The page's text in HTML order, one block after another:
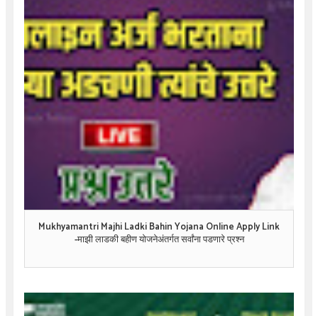
Mukhyamantri Majhi Ladki Bahin Yojana Online Apply Link
-माझी लाडकी बहीण योजनेअंतर्गत सर्वांना पडणारे प्रश्न